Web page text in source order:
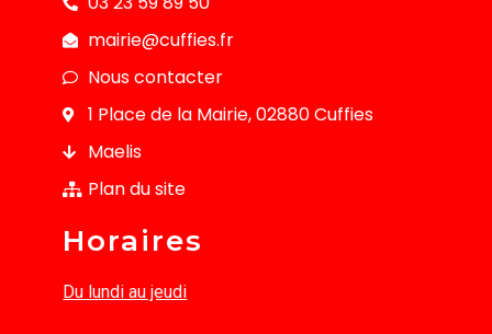
mairie@cuffies.fr
Nous contacter
1 Place de la Mairie, 02880 Cuffies
Maelis
Plan du site
Horaires
Du lundi au jeudi